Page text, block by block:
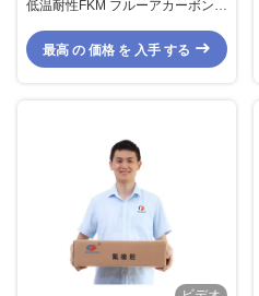
低温耐性FKM フルーアカーボンゴ
最高 の 価格 を 入手 する